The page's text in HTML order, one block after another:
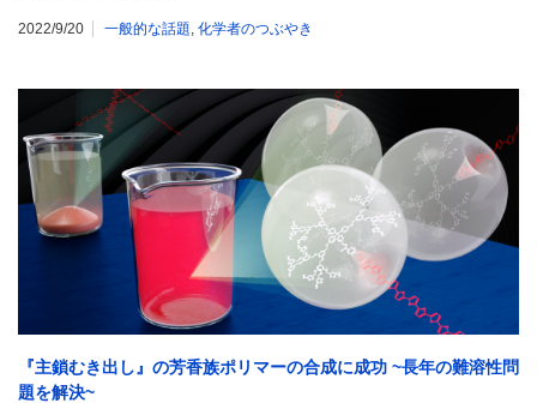
2022/9/20 一般的な話題 化学者のつぶやき
『主鎖むき出し』の芳香族ポリマーの合成に成功 ~長年の難溶性問
題を解決~